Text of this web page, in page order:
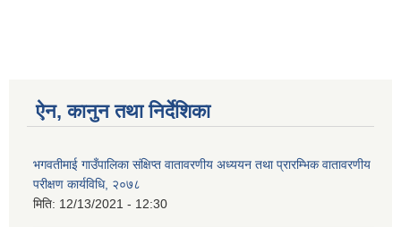
ऐन, कानुन तथा निर्देशिका
भगवतीमाई गाउँपालिका संक्षिप्त वातावरणीय अध्ययन तथा प्रारम्भिक वातावरणीय
परीक्षण कार्यविधि, २०७८
मिति: 12/13/2021 - 12:30